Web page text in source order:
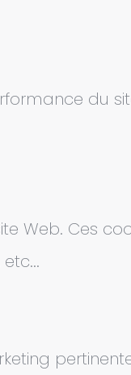
du
Web. Ces